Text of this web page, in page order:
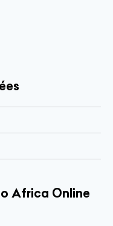
Africa Online